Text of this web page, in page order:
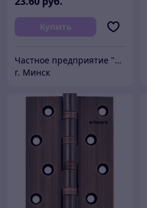
Купить
Частное предприятие "Сибалок"
г. Минск